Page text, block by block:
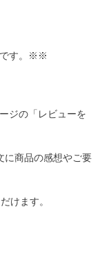
です。※※
ジの「レビューを
に商品の感想やご要
けます。